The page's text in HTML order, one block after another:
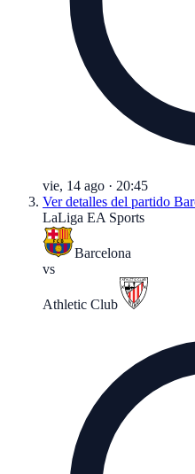
vie, 14 ago · 20:45
Ver detalles del partido
LaLiga EA Sports
Barcelona
vs
Athletic Club